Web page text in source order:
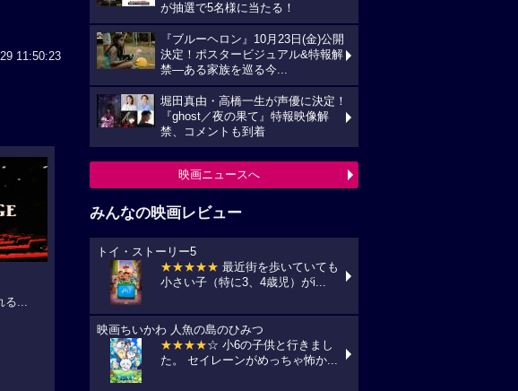
11:50:23
る...
が抽選で5名様に当たる！
『ブルーヘロン』10月23日(金)公開
決定！ポスタービジュアル&特報解
禁―ある家族を巡る今...
堀田真由・高橋一生が声優に決定！
『ghost／夜の果て』特報映像解
禁、コメントも到着
映画ニュースへ
みんなの映画レビュー
トイ・ストーリー5
★★★★★ 最近街を歩いていても
小さい子（特に3、4歳児）がi...
映画ちいかわ 人魚の島のひみつ
★★★★☆ 小6の子供と行きまし
た。 セイレーンがめっちゃ怖か...